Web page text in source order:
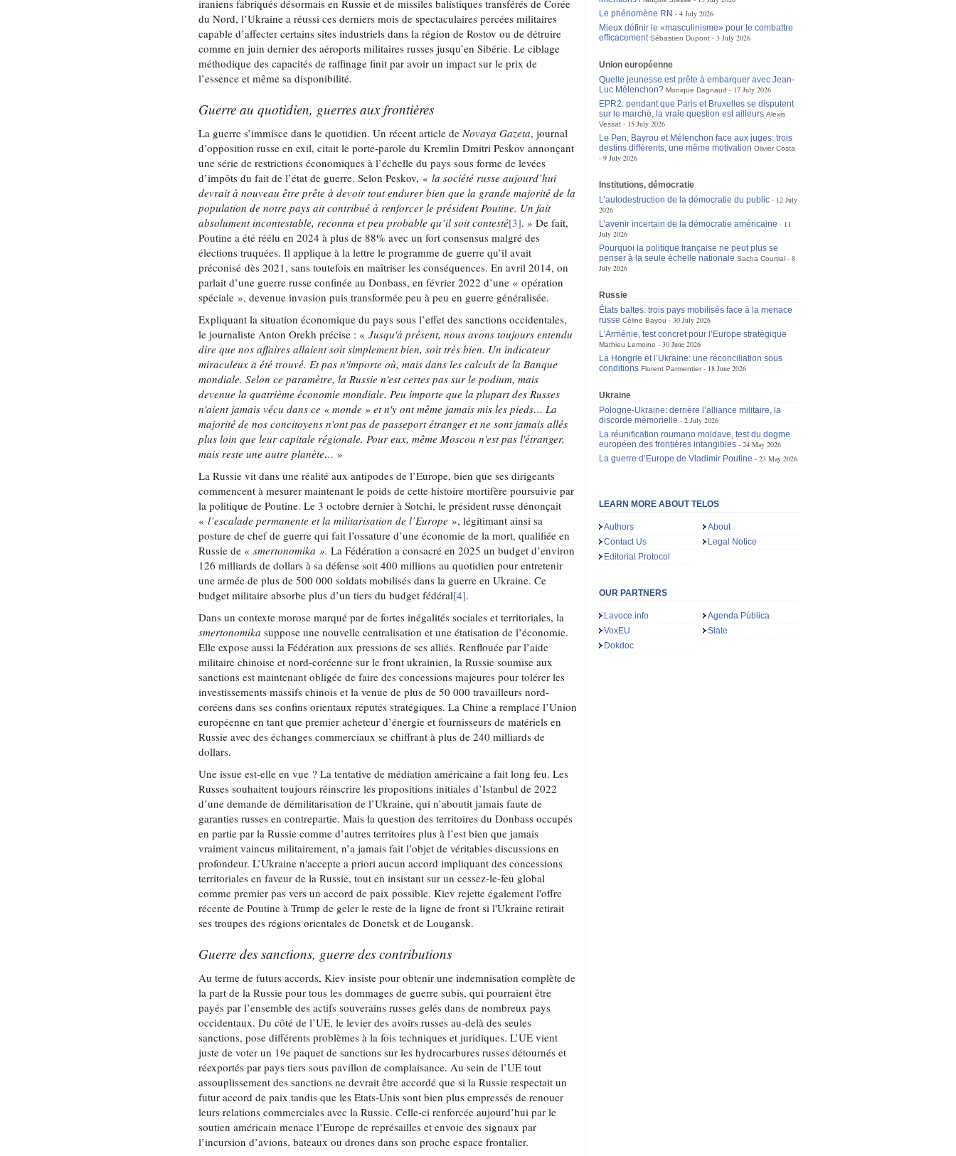
iraniens fabriqués désormais en Russie et de missiles balistiques transférés de Corée
du Nord, l’Ukraine a réussi ces derniers mois de spectaculaires percées militaires
capable d’affecter certains sites industriels dans la région de Rostov ou de détruire
comme en juin dernier des aéroports militaires russes jusqu’en Sibérie. Le ciblage
méthodique des capacités de raffinage finit par avoir un impact sur le prix de
l’essence et même sa disponibilité.
Guerre au quotidien, guerres aux frontières
La guerre s’immisce dans le quotidien. Un récent article deNovaya Gazeta, journal
d’opposition russe en exil, citait le porte-parole du Kremlin Dmitri Peskov annonçant
une série de restrictions économiques à l’échelle du pays sous forme de levées
d’impôts du fait de l’état de guerre. Selon Peskov, «la société russe aujourd’hui
devrait à nouveau être prête à devoir tout endurer bien que la grande majorité de la
population de notre pays ait contribué à renforcer le président Poutine. Un fait
absolument incontestable, reconnu et peu probable qu’il soit contesté[3]. » De fait,
Poutine a été réélu en 2024 à plus de 88% avec un fort consensus malgré des
élections truquées. Il applique à la lettre le programme de guerre qu’il avait
préconisé dès 2021, sans toutefois en maîtriser les conséquences. En avril 2014, on
parlait d’une guerre russe confinée au Donbass, en février 2022 d’une « opération
spéciale », devenue invasion puis transformée peu à peu en guerre généralisée.
Expliquant la situation économique du pays sous l’effet des sanctions occidentales,
le journaliste Anton Orekh précise : «Jusqu'à présent, nous avons toujours entendu
dire que nos affaires allaient soit simplement bien, soit très bien. Un indicateur
miraculeux a été trouvé. Et pas n'importe où, mais dans les calculs de la Banque
mondiale. Selon ce paramètre, la Russie n'est certes pas sur le podium, mais
devenue la quatrième économie mondiale. Peu importe que la plupart des Russes
n'aient jamais vécu dans ce « monde » et n'y ont même jamais mis les pieds… La
majorité de nos concitoyens n'ont pas de passeport étranger et ne sont jamais allés
plus loin que leur capitale régionale. Pour eux, même Moscou n'est pas l'étranger,
mais reste une autre planète… »
La Russie vit dans une réalité aux antipodes de l’Europe, bien que ses dirigeants
commencent à mesurer maintenant le poids de cette histoire mortifère poursuivie par
la politique de Poutine. Le 3 octobre dernier à Sotchi, le président russe dénonçait
«l’escalade permanente et la militarisation de l’Europe », légitimant ainsi sa
posture de chef de guerre qui fait l’ossature d’une économie de la mort, qualifiée en
Russie de «smertonomika ».La Fédération a consacré en 2025 un budget d’environ
126 milliards de dollars à sa défense soit 400 millions au quotidien pour entretenir
une armée de plus de 500 000 soldats mobilisés dans la guerre en Ukraine. Ce
budget militaire absorbe plus d’un tiers du budget fédéral[4].
Dans un contexte morose marqué par de fortes inégalités sociales et territoriales, la
smertonomika suppose une nouvelle centralisation et une étatisation de l’économie.
Elle expose aussi la Fédération aux pressions de ses alliés. Renflouée par l’aide
militaire chinoise et nord-coréenne sur le front ukrainien, la Russie soumise aux
sanctions est maintenant obligée de faire des concessions majeures pour tolérer les
investissements massifs chinois et la venue de plus de 50 000 travailleurs nord-
coréens dans ses confins orientaux réputés stratégiques. La Chine a remplacé l’Union
européenne en tant que premier acheteur d’énergie et fournisseurs de matériels en
Russie avec des échanges commerciaux se chiffrant à plus de 240 milliards de
dollars.
Une issue est-elle en vue ? La tentative de médiation américaine a fait long feu. Les
Russes souhaitent toujours réinscrire les propositions initiales d’Istanbul de 2022
d’une demande de démilitarisation de l’Ukraine, qui n’aboutit jamais faute de
garanties russes en contrepartie. Mais la question des territoires du Donbass occupés
en partie par la Russie comme d’autres territoires plus à l’est bien que jamais
vraiment vaincus militairement, n’a jamais fait l’objet de véritables discussions en
profondeur. L’Ukraine n'accepte a priori aucun accord impliquant des concessions
territoriales en faveur de la Russie, tout en insistant sur un cessez-le-feu global
comme premier pas vers un accord de paix possible. Kiev rejette également l'offre
récente de Poutine à Trump de geler le reste de la ligne de front si l'Ukraine retirait
ses troupes des régions orientales de Donetsk et de Lougansk.
Guerre des sanctions, guerre des contributions
Au terme de futurs accords, Kiev insiste pour obtenir une indemnisation complète de
la part de la Russie pour tous les dommages de guerre subis, qui pourraient être
payés par l’ensemble des actifs souverains russes gelés dans de nombreux pays
occidentaux. Du côté de l’UE, le levier des avoirs russes au-delà des seules
sanctions, pose différents problèmes à la fois techniques et juridiques. L’UE vient
juste de voter un 19e paquet de sanctions sur les hydrocarbures russes détournés et
réexportés par pays tiers sous pavillon de complaisance. Au sein de l’UE tout
assouplissement des sanctions ne devrait être accordé que si la Russie respectait un
futur accord de paix tandis que les Etats-Unis sont bien plus empressés de renouer
leurs relations commerciales avec la Russie. Celle-ci renforcée aujourd’hui par le
soutien américain menace l’Europe de représailles et envoie des signaux par
l’incursion d’avions, bateaux ou drones dans son proche espace frontalier.
Le phénomène RN
4 July 2026
Mieux définir le «masculinisme» pour le combattre
efficacement Sébastien Dupont 3 July 2026
Union européenne
Quelle jeunesse est prête à embarquer avec Jean-
Luc Mélenchon? Monique Dagnaud
17 July 2026
EPR2: pendant que Paris et Bruxelles se disputent
sur le marché, la vraie question est ailleurs Alexis
Vessat
15 July 2026
Le Pen, Bayrou et Mélenchon face aux juges: trois
destins différents, une même motivation Olivier Costa
9 July 2026
Institutions, démocratie
L’autodestruction de la démocratie du public
12 July
2026
L’avenir incertain de la démocratie américaine
11
July 2026
Pourquoi la politique française ne peut plus se
penser à la seule échelle nationale Sacha Courtial
8
July 2026
Russie
États baltes: trois pays mobilisés face à la menace
russe Céline Bayou
30 July 2026
L’Arménie, test concret pour l’Europe stratégique
Mathieu Lemoine
30 June 2026
La Hongrie et l’Ukraine: une réconciliation sous
conditions Florent Parmentier 18 June 2026
Ukraine
Pologne-Ukraine: derrière l’alliance militaire, la
discorde mémorielle
2 July 2026
La réunification roumano moldave, test du dogme
européen des frontières intangibles
24 May 2026
La guerre d’Europe de Vladimir Poutine
23 May 2026
LEARN MORE ABOUT TELOS
Authors
About
Contact Us
Legal Notice
Editorial Protocol
OUR PARTNERS
Lavoce.info
Agenda Pública
VoxEU
Slate
Dokdoc